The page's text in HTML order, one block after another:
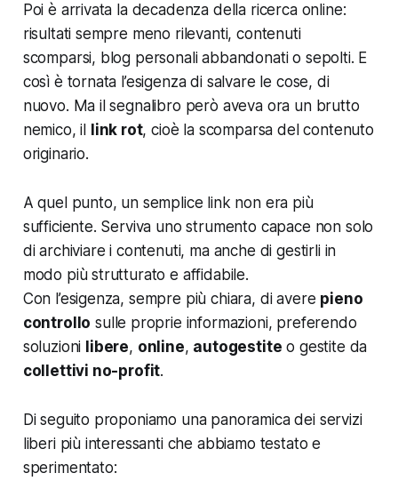
Poi è arrivata la decadenza della ricerca online:
risultati sempre meno rilevanti, contenuti
scomparsi, blog personali abbandonati o sepolti. E
così è tornata l’esigenza di salvare le cose, di
nuovo. Ma il segnalibro però aveva ora un brutto
nemico, il
link rot, cioè la scomparsa del contenuto
originario.
A quel punto, un semplice link non era più
sufficiente. Serviva uno strumento capace non solo
di archiviare i contenuti, ma anche di gestirli in
modo più strutturato e affidabile.
Con l’esigenza, sempre più chiara, di avere pieno
controllo sulle proprie informazioni, preferendo
soluzioni libere, online, autogestite o gestite da
collettivi no-profit.
Di seguito proponiamo una panoramica dei servizi
liberi più interessanti che abbiamo testato e
sperimentato: